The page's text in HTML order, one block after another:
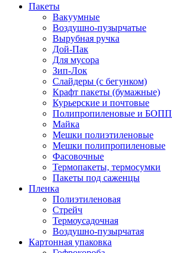
Пакеты
Вакуумные
Воздушно-пузырчатые
Вырубная ручка
Дой-Пак
Для мусора
Зип-Лок
Слайдеры (с бегунком)
Крафт пакеты (бумажные)
Курьерские и почтовые
Полипропиленовые и БОПП
Майка
Мешки полиэтиленовые
Мешки полипропиленовые
Фасовочные
Термопакеты, термосумки
Пакеты под саженцы
Пленка
Полиэтиленовая
Стрейч
Термоусадочная
Воздушно-пузырчатая
Картонная упаковка